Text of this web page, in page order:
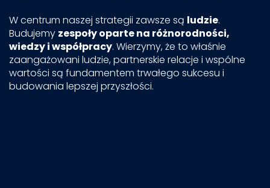
W centrum naszej strategii zawsze są ludzie.
Budujemy zespoły oparte na różnorodności,
wiedzy i współpracy. Wierzymy, że to właśnie
zaangażowani ludzie, partnerskie relacje i wspólne
wartości są fundamentem trwałego sukcesu i
budowania lepszej przyszłości.